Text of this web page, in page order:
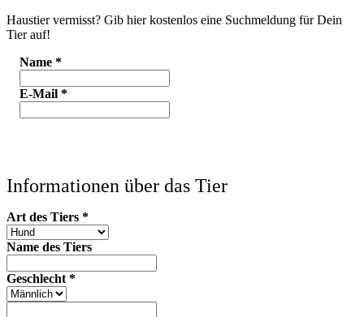
Haustier vermisst? Gib hier kostenlos eine Suchmeldung für Dein
Tier auf!
Name *
E-Mail *
Informationen über das Tier
Art des Tiers *
Name des Tiers
Geschlecht *